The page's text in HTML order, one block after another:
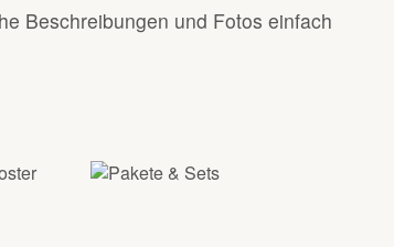
Beschreibungen und Fotos einfach